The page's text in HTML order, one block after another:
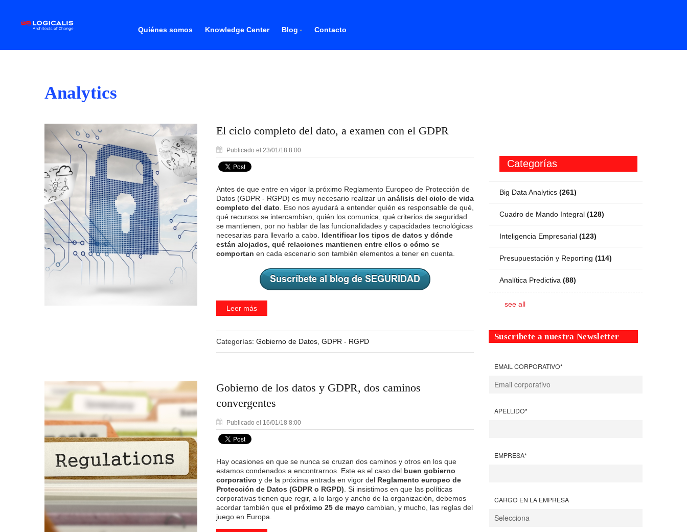
Quiénes somos Knowledge Center Blog Contacto
Analytics
El ciclo completo del dato, a examen con el GDPR
Publicado el 23/01/18 8:00
Antes de que entre en vigor la próximo Reglamento Europeo de Protección de
Datos (GDPR - RGPD) es muy necesario realizar un análisis del ciclo de vida
completo del dato . Eso nos ayudará a entender quién es responsable de qué,
qué recursos se intercambian, quién los comunica, qué criterios de seguridad
se mantienen, por no hablar de las funcionalidades y capacidades tecnológicas
necesarias para llevarlo a cabo. Identificar los tipos de datos y dónde
están alojados, qué relaciones mantienen entre ellos o cómo se
comportan en cada escenario son también elementos a tener en cuenta.
Leer más
Categorías: Gobierno de Datos, GDPR - RGPD
Gobierno de los datos y GDPR, dos caminos
convergentes
Publicado el 16/01/18 8:00
Hay ocasiones en que se nunca se cruzan dos caminos y otros en los que
estamos condenados a encontrarnos. Este es el caso del buen gobierno
corporativo y de la próxima entrada en vigor del Reglamento europeo de
Protección de Datos (GDPR o RGPD) . Si insistimos en que las políticas
corporativas tienen que regir, a lo largo y ancho de la organización, debemos
acordar también que el próximo 25 de mayo cambian, y mucho, las reglas del
juego en Europa.
Categorías
Big Data Analytics (261)
Cuadro de Mando Integral (128)
Inteligencia Empresarial (123)
Presupuestación y Reporting (114)
Analítica Predictiva (88)
see all
Suscríbete a nuestra Newsletter
EMAIL CORPORATIVO*
APELLIDO*
EMPRESA*
CARGO EN LA EMPRESA